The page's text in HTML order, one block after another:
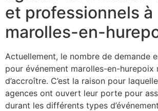
et professionnels à
marolles-en-
Actuellement, le nombre de demande
pour événement marolles-en-hurepoix
d’accroître. C’est la raison pour
agences ont ouvert leur porte pour
durant les différents types